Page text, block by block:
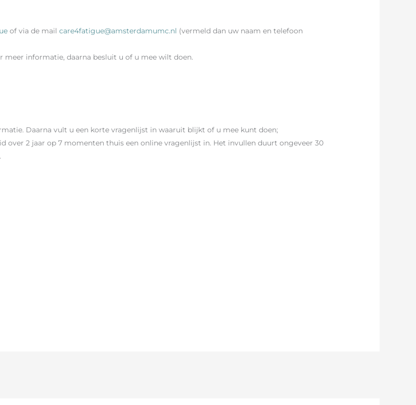
of via de mailcare4fatigue@amsterdamumc.nl (vermeld dan uw naam en telefoon
informatie, daarna besluit u of u mee wilt doen.
Daarna vult u een korte vragenlijst in waaruit blijkt of u mee kunt doen;
over 2 jaar op 7 momenten thuis een online vragenlijst in. Het invullen duurt ongeveer 30